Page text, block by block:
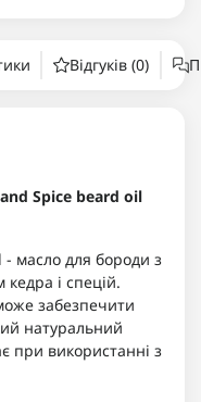
Відгуків (0)
Spice beard oil
масло для бороди з
і спецій.
забезпечити
натуральний
при використанні з